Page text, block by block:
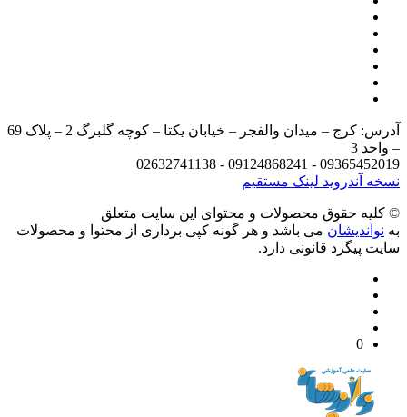
آدرس: کرج – میدان والفجر – خیابان یکتا – کوچه گلبرگ 2 – پلاک 69
3
09365452019 - 09124868241 -
آندرویدلینک مستقیم
حقوق محصولات و محتوای اين سایت متعلق
می باشد و هر گونه کپی برداری از محتوا و محصولات
پیگرد قانونی دارد.